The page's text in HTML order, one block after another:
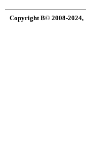
Copyright В© 2008-2024,